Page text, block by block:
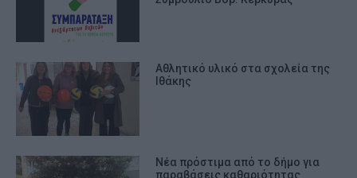
Αθλητικό υλικό στα σχολεία της
Ιθάκης
Νέα πρόστιμα από το δήμο για
παραβάσεις καθαριότητας